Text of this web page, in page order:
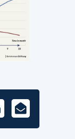
E-
Mail